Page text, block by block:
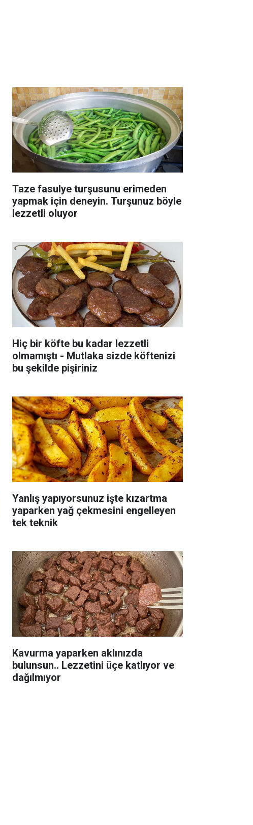
Taze fasulye turşusunu erimeden
yapmak için deneyin. Turşunuz böyle
lezzetli oluyor
Hiç bir köfte bu kadar lezzetli
olmamıştı - Mutlaka sizde köftenizi
bu şekilde pişiriniz
Yanlış yapıyorsunuz işte kızartma
yaparken yağ çekmesini engelleyen
tek teknik
Kavurma yaparken aklınızda
bulunsun.. Lezzetini üçe katlıyor ve
dağılmıyor